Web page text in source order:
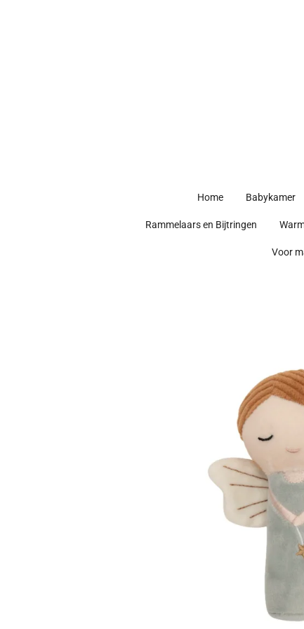
Home Babykamer
Rammelaars en Bijtringen
Voor